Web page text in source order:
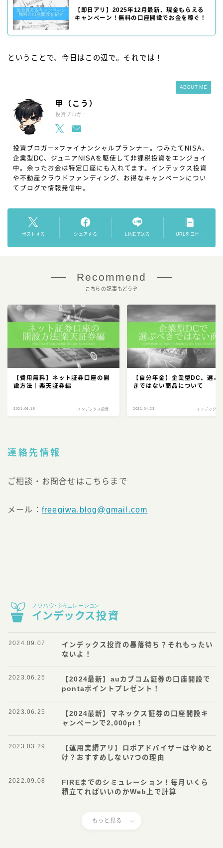
【即日アリ】2025年12月最新、現金もらえる
キャンペーン！無料の口座開設でお金を稼ぐ！
ということで、今日はこの辺で。それでは！
ABOUT ME
甲（こう）
投資ブロガー
投資ブロガー×ファイナンシャルプランナー。つみたてNISA、
企業型DC、ジュニアNISAを駆使して非課税投資をエンジョイ
中。余ったお金は特定口座にも入れてます。インデックス投資
や不動産クラウドファンディング、お得なキャンペーンについ
てブログで情報発信中。
ポストする シェアする LINEで送る URLをコピー
Recommend
こちらの記事もどうぞ
【費用無料】ネット証券口座の開
設方法｜楽天証券編
2021.06.18 インデックス投資
【自分年金】企業型DC、選ぶ
きではない商品について
2021.04.23 インデックス
連絡先情報
ご相談・お問合せはこちらまで
メール： freegiwa.blog@gmail.com
ノウハウ・シミュレーション
インデックス投資
インデックス投資の暴落待ち？それもったい
ないよ！
2024.09.07
【2024最新】auカブコム証券の口座開設で
pontaポイントプレゼント！
2023.06.25
【2024最新】マネックス証券の口座開設キ
ャンペーンで2,000pt！
2023.06.25
【運用実績アリ】ロボアドバイザーはやめと
け？おすすめしない7つの理由
2023.03.29
FIREまでのシミュレーション！毎月いくら
積立てればいいのかWeb上で計算
2022.09.08
もっと見る